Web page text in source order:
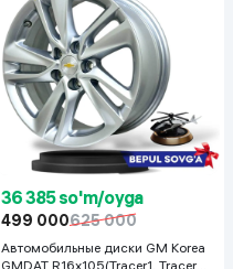
36 385 so'm/oyga
499 000625 000
Автомобильные диски GM Korea
GMDAT R16x105(Tracer1, Tracer2)